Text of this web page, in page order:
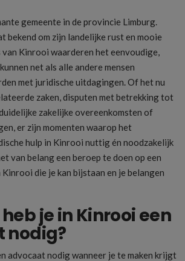
gemeente in de provincie Limburg.
bekend om zijn landelijke rust en mooie
Kinrooi waarderen het eenvoudige,
net als alle andere mensen
met juridische uitdagingen. Of het nu
zaken, disputen met betrekking tot
zakelijke overeenkomsten of
er zijn momenten waarop het
hulp in Kinrooi nuttig én noodzakelijk
van belang een beroep te doen op een
die je kan bijstaan en je belangen
je in Kinrooi een
nodig?
advocaat nodig wanneer je te maken krijgt